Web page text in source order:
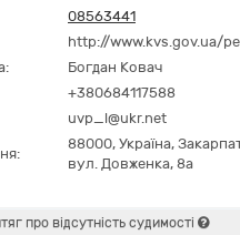
08563441
http://www.kvs.gov.ua/
Богдан Ковач
+380684117588
uvp_l@ukr.net
88000, Україна,
вул. Довженка, 8а
про відсутність судимості